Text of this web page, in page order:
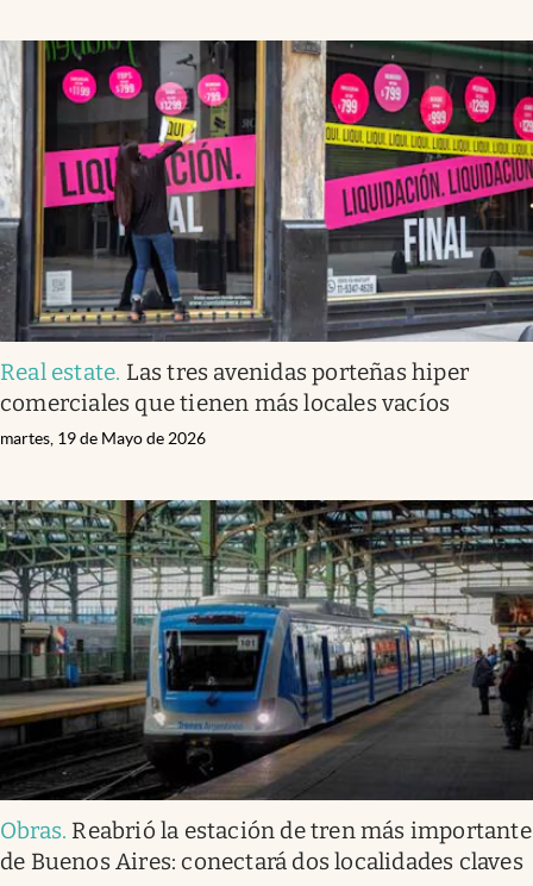
Real estate. Las tres avenidas porteñas hiper
comerciales que tienen más locales vacíos
martes, 19 de Mayo de 2026
Obras. Reabrió la estación de tren más importante
de Buenos Aires: conectará dos localidades claves